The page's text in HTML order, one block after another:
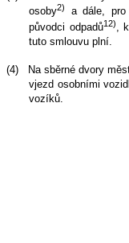
osoby2)
a dále, pro
původci odpadů12) ,
tuto smlouvu plní.
(4) Na sběrné dvory
vjezd osobními
vozíků.